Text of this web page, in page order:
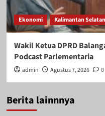
Ekonomi Kalimantan Selatan
Wakil Ketua DPRD
Podcast Parlementaria
admin Agustus 7, 2026 0
Berita lainnnya